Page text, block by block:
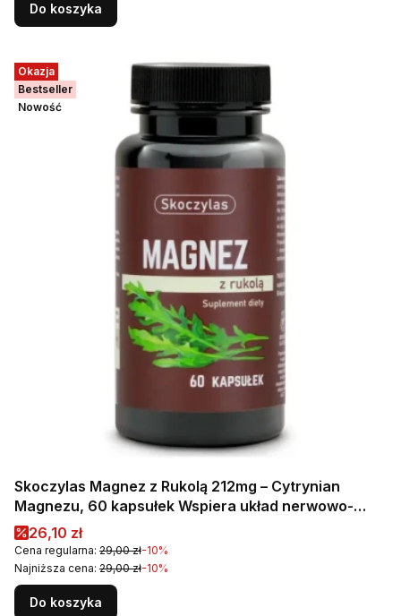
Do koszyka
Okazja
Bestseller
Nowość
Skoczylas Magnez z Rukolą 212mg – Cytrynian
Magnezu, 60 kapsułek Wspiera układ nerwowo-
mięśniowy oraz kondycję i porost włosów
Cena promocyjna
26,10 zł
Cena regularna: 29,00 zł-10%
Najniższa cena: 29,00 zł-10%
Do koszyka